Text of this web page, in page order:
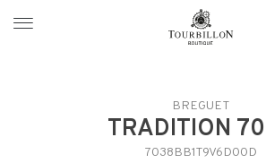
https://
BREGUET
TRADITION
7038BB1T9V6D00D